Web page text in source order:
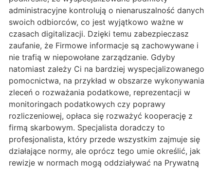
administracyjne kontrolują o nienaruszalność danych
swoich odbiorców, co jest wyjątkowo ważne w
czasach digitalizacji. Dzięki temu zabezpieczasz
zaufanie, że Firmowe informacje są zachowywane i
nie trafią w niepowołane zarządzanie. Gdyby
natomiast zależy Ci na bardziej wyspecjalizowanego
pomocnictwa, na przykład w obszarze wykonywania
zleceń o rozważania podatkowe, reprezentacji w
monitoringach podatkowych czy poprawy
rozliczeniowej, opłaca się rozważyć kooperację z
firmą skarbowym. Specjalista doradczy to
profesjonalista, który przede wszystkim zajmuje się
działające normy, ale oprócz tego umie określić, jak
rewizje w normach mogą oddziaływać na Prywatną